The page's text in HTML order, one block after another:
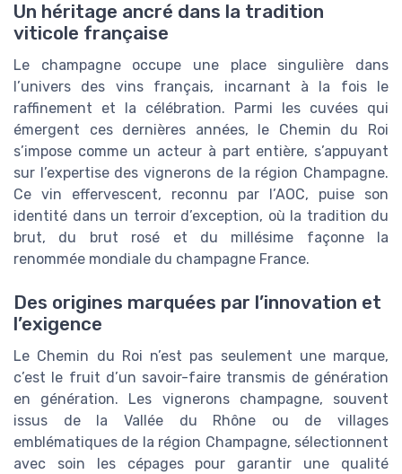
Un héritage ancré dans la tradition
viticole française
Le champagne occupe une place singulière dans
l’univers des vins français, incarnant à la fois le
raffinement et la célébration. Parmi les cuvées qui
émergent ces dernières années, le Chemin du Roi
s’impose comme un acteur à part entière, s’appuyant
sur l’expertise des vignerons de la région Champagne.
Ce vin effervescent, reconnu par l’AOC, puise son
identité dans un terroir d’exception, où la tradition du
brut, du brut rosé et du millésime façonne la
renommée mondiale du champagne France.
Des origines marquées par l’innovation et
l’exigence
Le Chemin du Roi n’est pas seulement une marque,
c’est le fruit d’un savoir-faire transmis de génération
en génération. Les vignerons champagne, souvent
issus de la Vallée du Rhône ou de villages
emblématiques de la région Champagne, sélectionnent
avec soin les cépages pour garantir une qualité